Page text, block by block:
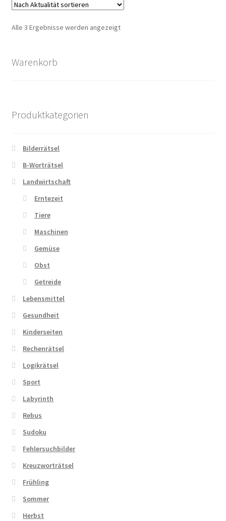
Alle 3 Ergebnisse werden angezeigtNach
Warenkorb
Produktkategorien
Bilderrätsel
B-Worträtsel
Landwirtschaft
Erntezeit
Tiere
Maschinen
Gemüse
Obst
Getreide
Lebensmittel
Gesundheit
Kinderseiten
Rechenrätsel
Logikrätsel
Sport
Labyrinth
Rebus
Sudoku
Fehlersuchbilder
Kreuzworträtsel
Frühling
Sommer
Herbst